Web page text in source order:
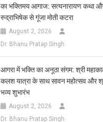
का भक्तिमय आगाज: सत्यनारायण कथा
रुद्राभिषेक से गूंजा मोती कटरा
August 2, 2026
Dr. Bhanu Pratap Singh
आगरा में भक्ति का अनूठा संगम: श्री
कलश यात्रा के साथ सावन महोत्सव और
भव्य शुभारंभ
August 2, 2026
Dr. Bhanu Pratap Singh